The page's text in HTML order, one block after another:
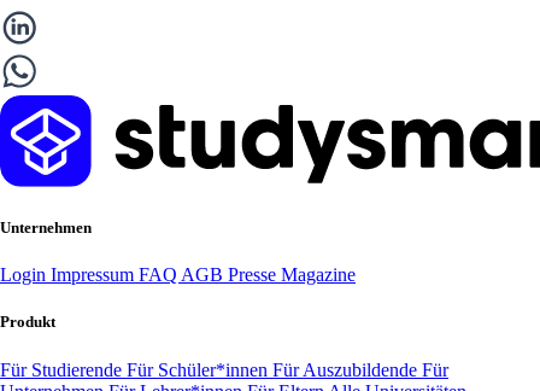
Unternehmen
Login Impressum FAQ AGB Presse Magazine
Produkt
Für Studierende Für Schüler*innen Für Auszubildende Für